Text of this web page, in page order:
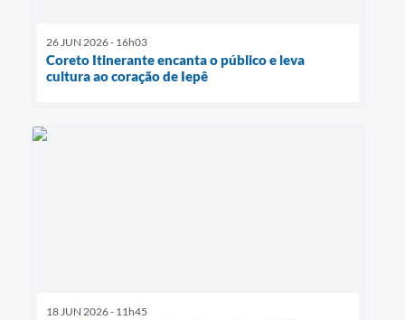
26 JUN 2026 - 16h03
Coreto Itinerante encanta o público e leva
cultura ao coração de Iepê
18 JUN 2026 - 11h45